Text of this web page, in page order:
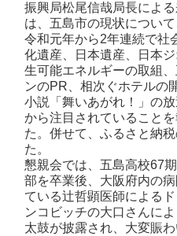
振興局松尾信哉局長によ
は、五島市の現状につい
令和元年から2年連続で社
化遺産、日本遺産、日本
生可能エネルギーの取組
ンのPR、相次ぐホテルの
小説「舞いあがれ！」の
から注目されていること
た。併せて、ふるさと納
た。
懇親会では、五島高校67
部を卒業後、大阪府内の
ている辻哲顕医師による
ンコビッチの大口さんに
太鼓が披露され、大変賑わ